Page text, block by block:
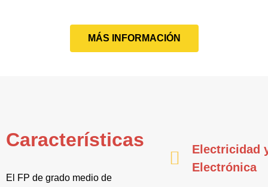
MÁS INFORMACIÓN
Características
El FP de grado medio de
Electricidad
Electrónica